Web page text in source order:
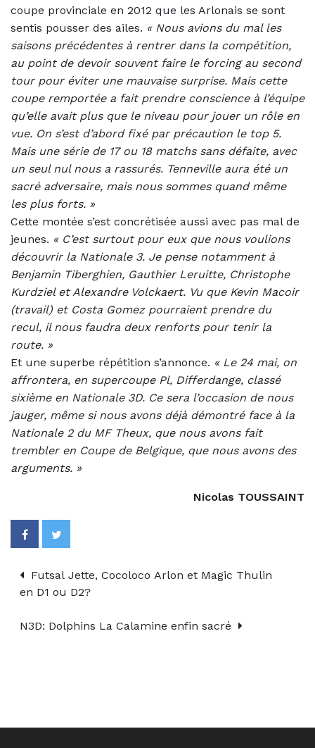
coupe provinciale en 2012 que les Arlonais se sont
sentis pousser des ailes. « Nous avions du mal les
saisons précédentes à rentrer dans la compétition,
au point de devoir souvent faire le forcing au second
tour pour éviter une mauvaise surprise. Mais cette
coupe remportée a fait prendre conscience à l’équipe
qu’elle avait plus que le niveau pour jouer un rôle en
vue. On s’est d’abord fixé par précaution le top 5.
Mais une série de 17 ou 18 matchs sans défaite, avec
un seul nul nous a rassurés. Tenneville aura été un
sacré adversaire, mais nous sommes quand même
les plus forts. »
Cette montée s’est concrétisée aussi avec pas mal de
jeunes. « C’est surtout pour eux que nous voulions
découvrir la Nationale 3. Je pense notamment à
Benjamin Tiberghien, Gauthier Leruitte, Christophe
Kurdziel et Alexandre Volckaert. Vu que Kevin Macoir
(travail) et Costa Gomez pourraient prendre du
recul, il nous faudra deux renforts pour tenir la
route. »
Et une superbe répétition s’annonce. « Le 24 mai, on
affrontera, en supercoupe Pl, Differdange, classé
sixième en Nationale 3D. Ce sera l’occasion de nous
jauger, même si nous avons déjà démontré face à la
Nationale 2 du MF Theux, que nous avons fait
trembler en Coupe de Belgique, que nous avons des
arguments. »
Nicolas TOUSSAINT
Futsal Jette, Cocoloco Arlon et Magic Thulin
en D1 ou D2?
N3D: Dolphins La Calamine enfin sacré